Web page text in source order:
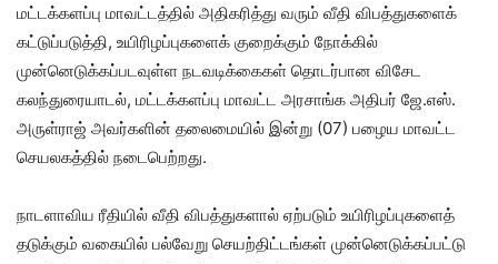
மட்டக்களப்பு மாவட்டத்தில் அதிகரித்து வரும் வீதி விபத்துகளைக்
கட்டுப்படுத்தி, உயிரிழப்புகளைக் குறைக்கும் நோக்கில்
முன்னெடுக்கப்படவுள்ள நடவடிக்கைகள் தொடர்பான விசேட
கலந்துரையாடல், மட்டக்களப்பு மாவட்ட அரசாங்க அதிபர் ஜே.எஸ்.
அருள்ராஜ் அவர்களின் தலைமையில் இன்று (07) பழைய மாவட்ட
செயலகத்தில் நடைபெற்றது.
நாடளாவிய ரீதியில் வீதி விபத்துகளால் ஏற்படும் உயிரிழப்புகளைத்
தடுக்கும் வகையில் பல்வேறு செயற்திட்டங்கள் முன்னெடுக்கப்பட்டு